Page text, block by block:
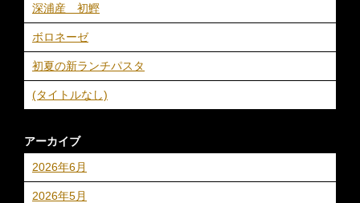
深浦産 初鰹
ボロネーゼ
初夏の新ランチパスタ
(タイトルなし)
アーカイブ
2026年6月
2026年5月